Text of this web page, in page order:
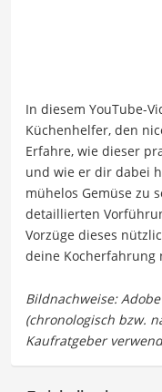
In diesem YouTube-
Küchenhelfer, den
Erfahre, wie dieser
und wie er dir dabei
mühelos Gemüse zu
detaillierten
Vorzüge dieses
deine Kocherfahrung